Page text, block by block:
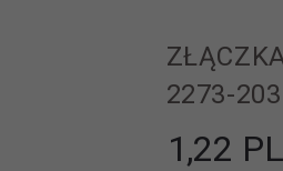
2273-203
1,22